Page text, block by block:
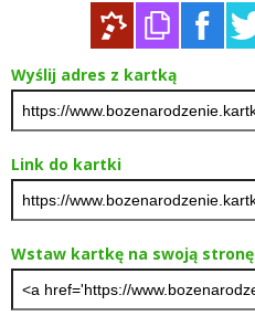
Wyślij adres z kartką
Link do kartki
Wstaw kartkę na swoją stronę